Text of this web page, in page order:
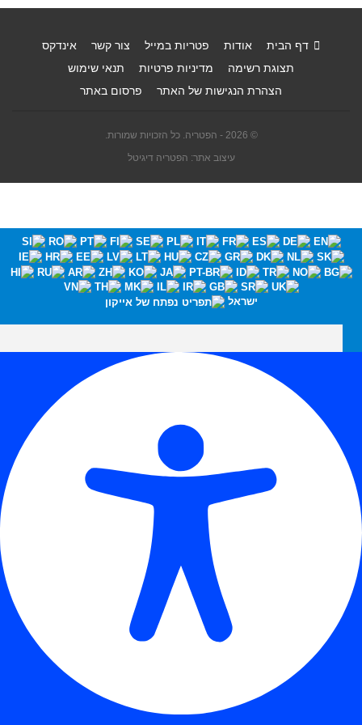
דף הבית אודות פטריות במייל צור קשר
אינדקס
תצוגת רשימה
מדיניות פרטיות
תנאי שימוש
הצהרת הנגישות של האתר
פרסום באתר
© 2026 - הפטריה. כל הזכויות שמורות.
עיצוב אתר: הפטריה דיגיטל
ישראל